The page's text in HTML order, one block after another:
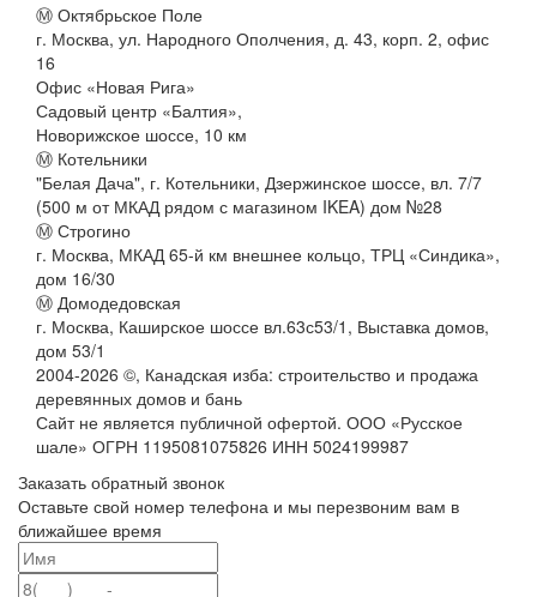
Ⓜ Октябрьское Поле
г. Москва, ул. Народного Ополчения, д. 43, корп. 2, офис
16
Офис «Новая Рига»
Садовый центр «Балтия»,
Новорижское шоссе, 10 км
Ⓜ Котельники
"Белая Дача", г. Котельники, Дзержинское шоссе, вл. 7/7
(500 м от МКАД рядом с магазином IKEA) дом №28
Ⓜ Строгино
г. Москва, МКАД 65-й км внешнее кольцо, ТРЦ «Синдика»,
дом 16/30
Ⓜ Домодедовская
г. Москва, Каширское шоссе вл.63с53/1, Выставка домов,
дом 53/1
2004-2026 ©, Канадская изба: строительство и продажа
деревянных домов и бань
Сайт не является публичной офертой. ООО «Русское
шале» ОГРН 1195081075826 ИНН 5024199987
Заказать обратный звонок
Оставьте свой номер телефона и мы перезвоним вам в
ближайшее время